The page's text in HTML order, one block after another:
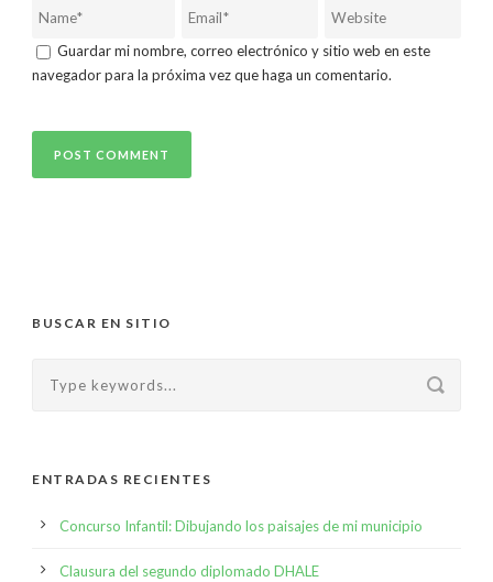
Guardar mi nombre, correo electrónico y sitio web en este
navegador para la próxima vez que haga un comentario.
BUSCAR EN SITIO
ENTRADAS RECIENTES
Concurso Infantil: Dibujando los paisajes de mi municipio
Clausura del segundo diplomado DHALE